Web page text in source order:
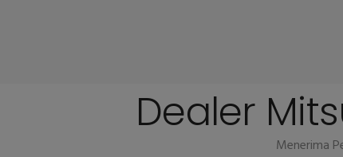
Dealer
Menerima